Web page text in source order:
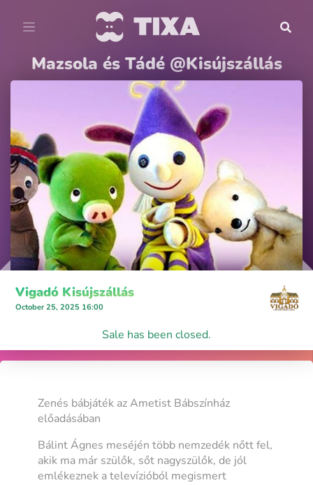
Mazsola és Tádé @Kisújszállás
Vigadó Kisújszállás
October 25, 2025 16:00
Sale has been closed.
Zenés bábjáték az Ametist Bábszínház
előadásában
Bálint Ágnes meséjén több nemzedék nőtt fel,
akik ma már szülők, sőt nagyszülők, de jól
emlékeznek a televízióból megismert